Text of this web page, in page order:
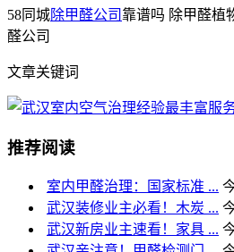
58同城除甲醛公司 靠谱吗 除甲醛植
醛公司
文章关键词
推荐阅读
室内甲醛治理：国家标准 ...
武汉装修业主必看！木炭 ...
武汉新房业主速看！家具 ...